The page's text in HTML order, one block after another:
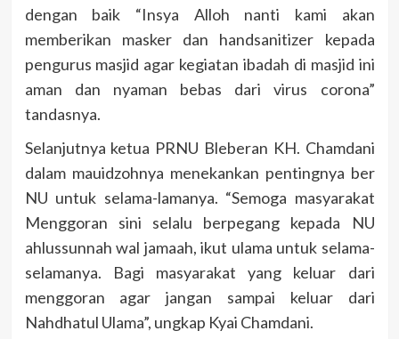
dengan baik “Insya Alloh nanti kami akan
memberikan masker dan handsanitizer kepada
pengurus masjid agar kegiatan ibadah di masjid ini
aman dan nyaman bebas dari virus corona”
tandasnya.
Selanjutnya ketua PRNU Bleberan KH. Chamdani
dalam mauidzohnya menekankan pentingnya ber
NU untuk selama-lamanya. “Semoga masyarakat
Menggoran sini selalu berpegang kepada NU
ahlussunnah wal jamaah, ikut ulama untuk selama-
selamanya. Bagi masyarakat yang keluar dari
menggoran agar jangan sampai keluar dari
Nahdhatul Ulama”, ungkap Kyai Chamdani.